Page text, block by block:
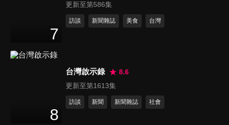
戰推廣員選拔｜吉普車沙漠瘋
狂飆沙 慈妹嚇到已下線！？｜
45
逼入絕境｜三上悠亞飆台語！
內湖美食齁呷擱袂死
第348集 南珉貞玩這個嚇到腿
軟被「提上岸」？｜楊繡惠40
7
更新至第586集
訪談 新聞雜誌 美食 台灣
8
台灣啟示錄
8.6
更新至第1613集
訪談 新聞 新聞雜誌 社會